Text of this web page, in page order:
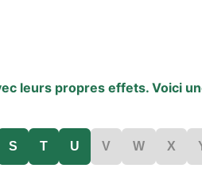
leurs propres effets. Voici
S T U V W X